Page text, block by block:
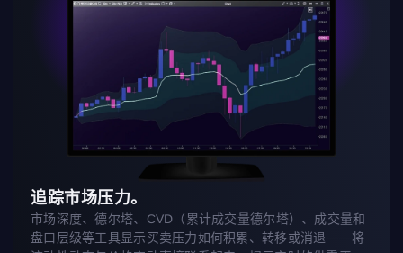
追踪市场压力。
市场深度、德尔塔、CVD（累计成交量德尔塔）、成交量和
盘口层级等工具显示买卖压力如何积累、转移或消退——将